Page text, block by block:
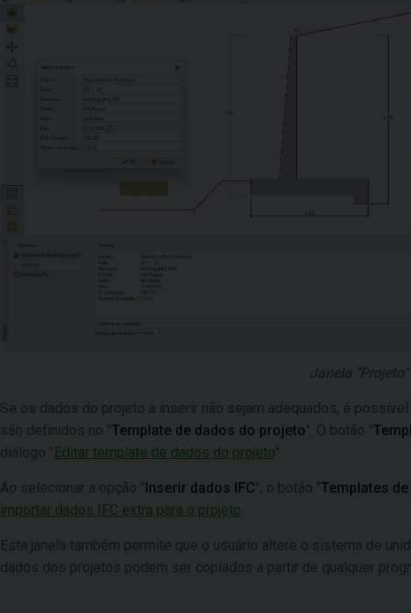
Janela "Projeto"
Se os dados do projeto a inserir não sejam adequados, é
são definidos no "Template de dados do projeto". O botão "
diálogo " Editar template de dados do projeto".
Ao selecionar a opção " Inserir dados IFC", o botão "Templates
importar dados IFC extra para o projeto
Esta janela também permite que o usuário altere o sistema de
dados dos projetos podem ser copiados a partir de qualquer